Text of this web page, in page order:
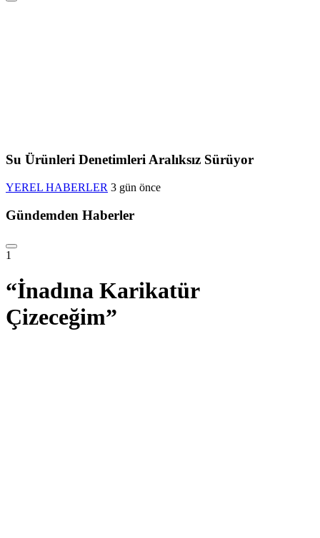
Su Ürünleri Denetimleri Aralıksız Sürüyor
YEREL HABERLER 3 gün önce
Gündemden Haberler
1
“İnadına Karikatür
Çizeceğim”